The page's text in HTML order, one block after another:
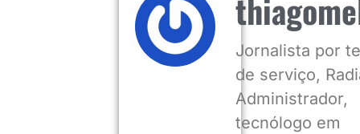
Jornalista por
de serviço,
Administrador,
tecnólogo em